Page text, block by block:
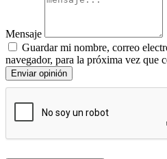
Mensaje
Guardar mi nombre, correo
navegador, para la próxima vez que
Enviar opinión